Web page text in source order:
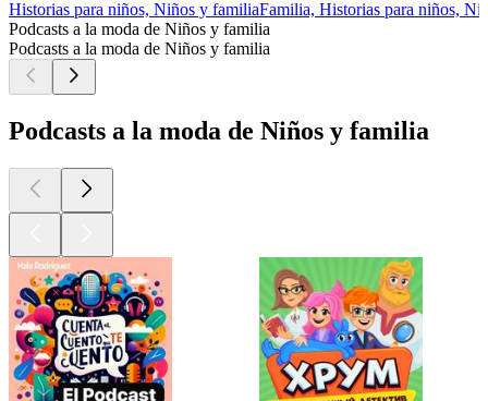
Historias para niños, Niños y familiaFamilia, Historias para niños,
Podcasts a la moda de Niños y familia
Podcasts a la moda de Niños y familia
Podcasts a la moda de Niños y familia